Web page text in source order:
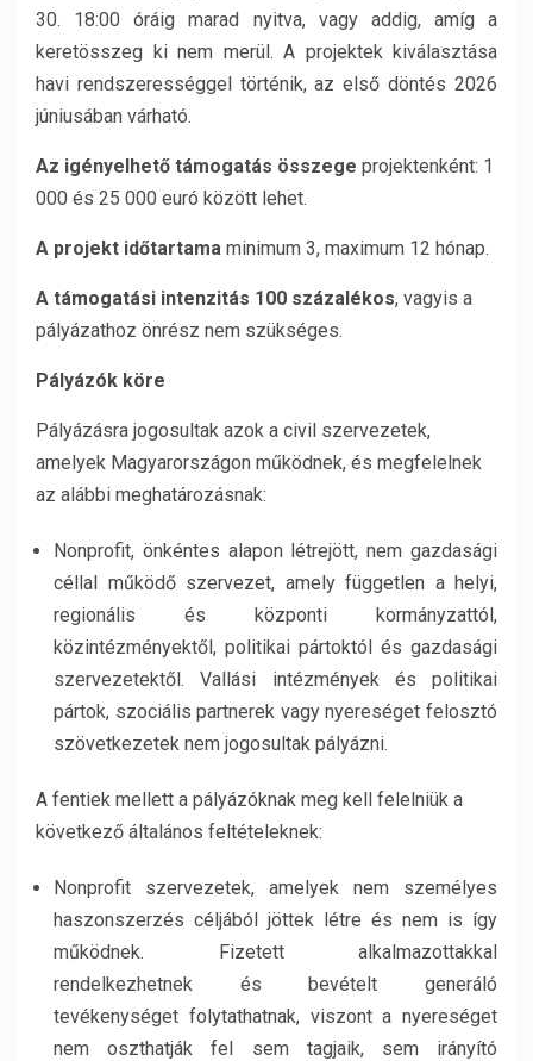
30. 18:00 óráig marad nyitva, vagy addig, amíg a
keretösszeg ki nem merül. A projektek kiválasztása
havi rendszerességgel történik, az első döntés 2026
júniusában várható.
Az igényelhető támogatás összege projektenként: 1
000 és 25 000 euró között lehet.
A projekt időtartama minimum 3, maximum 12 hónap.
A támogatási intenzitás 100 százalékos, vagyis a
pályázathoz önrész nem szükséges.
Pályázók köre
Pályázásra jogosultak azok a civil szervezetek,
amelyek Magyarországon működnek, és megfelelnek
az alábbi meghatározásnak:
Nonprofit, önkéntes alapon létrejött, nem gazdasági
céllal működő szervezet, amely független a helyi,
regionális és központi kormányzattól,
közintézményektől, politikai pártoktól és gazdasági
szervezetektől. Vallási intézmények és politikai
pártok, szociális partnerek vagy nyereséget felosztó
szövetkezetek nem jogosultak pályázni.
A fentiek mellett a pályázóknak meg kell felelniük a
következő általános feltételeknek:
Nonprofit szervezetek, amelyek nem személyes
haszonszerzés céljából jöttek létre és nem is így
működnek. Fizetett alkalmazottakkal
rendelkezhetnek és bevételt generáló
tevékenységet folytathatnak, viszont a nyereséget
nem oszthatják fel sem tagjaik, sem irányító